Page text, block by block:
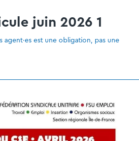
juin 2026 1
agent·es est une obligation, pas une